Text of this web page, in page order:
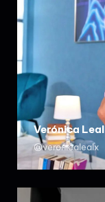
Verónica Leal
@veronicalealx